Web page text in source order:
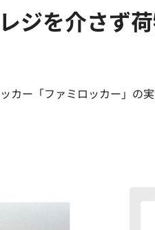
ジを介さず
ー「ファミロッカー」の